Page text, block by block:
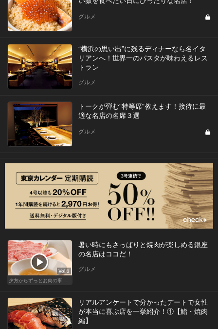
グルメ
“横浜の思い出”に残るディナーなら名イタ
リアンへ！世界一のパスタが味わえるレス
トラン
グルメ
トークが弾む"特等席"教えます！接待に最
適な名店の名席３選
グルメ
Vol.3
夕方からずっとお肉の事を考えてる貴方へ
暑い時にもさっぱりと焼肉が楽しめる銀座
の名店はココだ！
グルメ
リアルアンケートで分かったデートで女性
が本当に喜ぶ店を一挙紹介！①【鮨・焼肉
編】